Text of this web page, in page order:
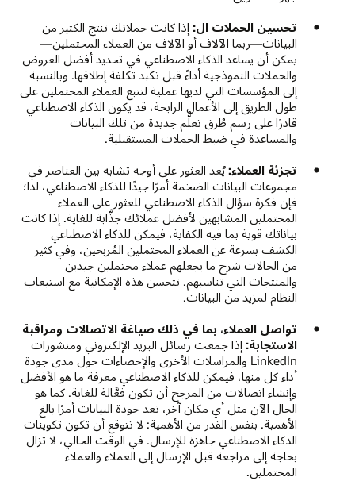
تحسين الحملات ال: إذا كانت حملاتك تنتج الكثير من
البيانات—ربما الآلاف أو الآلاف من العملاء المحتملين—
يمكن أن يساعد الذكاء الاصطناعي في تحديد أفضل العروض
والحملات النموذجية أداءً قبل تكبد تكلفة إطلاقها. وبالنسبة
إلى المؤسسات التي لديها عملية لتتبع العملاء المحتملين على
طول الطريق إلى الأعمال الرابحة، قد يكون الذكاء الاصطناعي
قادرًا على رسم طُرق تعلُّم جديدة من تلك البيانات
والمساعدة في ضبط الحملات المستقبلية.
تجزئة العملاء:يُعد العثور على أوجه تشابه بين العناصر في
مجموعات البيانات الضخمة أمرًا جيدًا للذكاء الاصطناعي، لذا؛
فإن فكرة سؤال الذكاء الاصطناعي للعثور على العملاء
المحتملين المشابهين لأفضل عملائك جذَّابة للغاية. إذا كانت
بياناتك قوية بما فيه الكفاية، فيمكن للذكاء الاصطناعي
الكشف بسرعة عن العملاء المحتملين المُربحين، وفي كثير
من الحالات شرح ما يجعلهم عملاء محتملين جيدين
والمنتجات التي تناسبهم. تتحسن هذه الإمكانية مع استيعاب
النظام لمزيد من البيانات.
تواصل العملاء، بما في ذلك صياغة الاتصالات ومراقبة
الاستجابة: إذا جمعت رسائل البريد الإلكتروني ومنشورات
LinkedIn والمراسلات الأخرى والإحصاءات حول مدى جودة
أداء كل منها، فيمكن للذكاء الاصطناعي معرفة ما هو الأفضل
وإنشاء اتصالات من المرجح أن تكون فعَّالة للغاية. كما هو
الحال الآن مثل أي مكان آخر، تعد جودة البيانات أمرًا بالغ
الأهمية. بنفس القدر من الأهمية: لا تتوقع أن تكون تكوينات
الذكاء الاصطناعي جاهزة للإرسال. في الوقت الحالي، لا تزال
بحاجة إلى مراجعة قبل الإرسال إلى العملاء والعملاء
المحتملين.